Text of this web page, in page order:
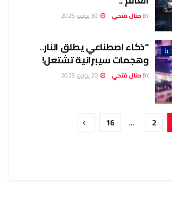
BY منال فتحي
“ذكاء اصطناعي يطلق النار..
وهجمات سيبرانية تشتعل!
BY منال فتحي
2
…
16